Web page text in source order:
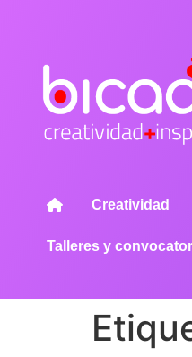
Creatividad
Talleres y